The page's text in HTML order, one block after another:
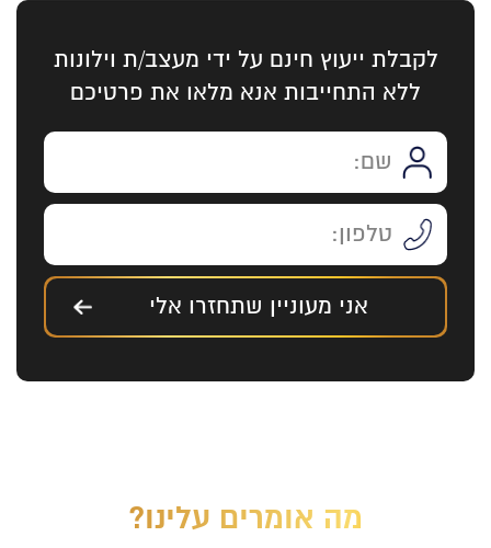
לקבלת ייעוץ חינם על ידי מעצב/ת וילונות
ללא התחייבות אנא מלאו את פרטיכם
אני מעוניין שתחזרו אלי
מה אומרים עלינו?